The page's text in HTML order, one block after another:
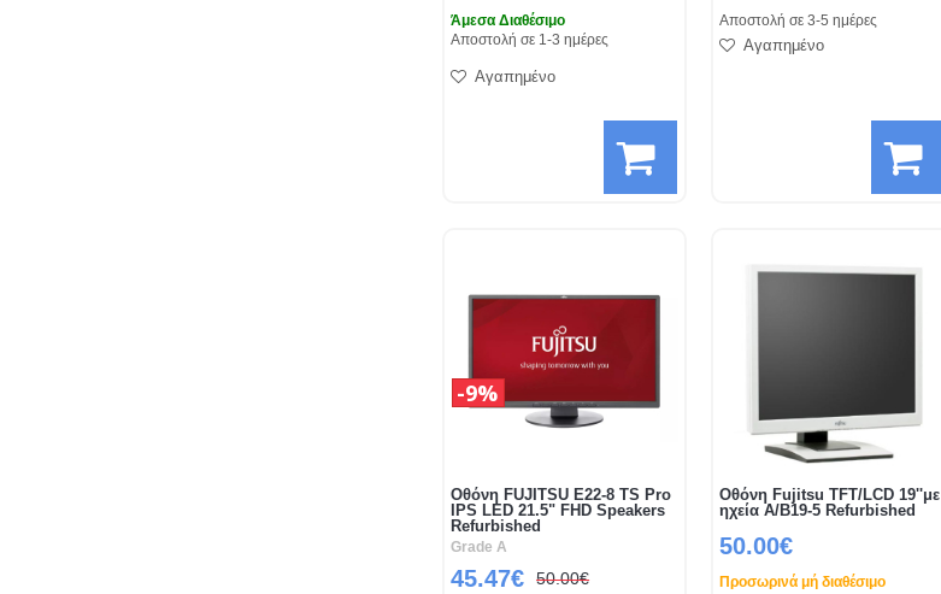
Άμεσα Διαθέσιμο
Αποστολή σε 1-3 ημέρες
Αγαπημένο
Αποστολή σε 3-5 ημέρες
Αγαπημένο
Οθόνη FUJITSU E22-8 TS Pro
IPS LED 21.5" FHD Speakers
Refurbished
Grade A
45.47€ 50.00€
9%
Οθόνη Fujitsu TFT/LCD 19''με
ηχεία A/B19-5 Refurbished
50.00€
Προσωρινά μή διαθέσιμο